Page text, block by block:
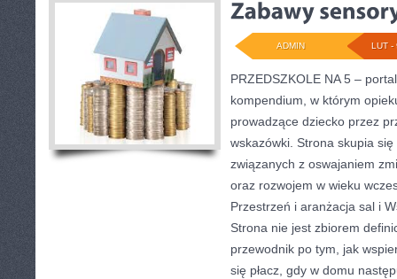
LUT -
ADMIN
PRZEDSZKOLE NA 5 –
kompendium, w którym
prowadzące dziecko przez
wskazówki. Strona skupia
związanych z oswajaniem
oraz rozwojem w wieku
Przestrzeń i aranżacja sal i
Strona nie jest zbiorem
przewodnik po tym, jak
się płacz, gdy w domu